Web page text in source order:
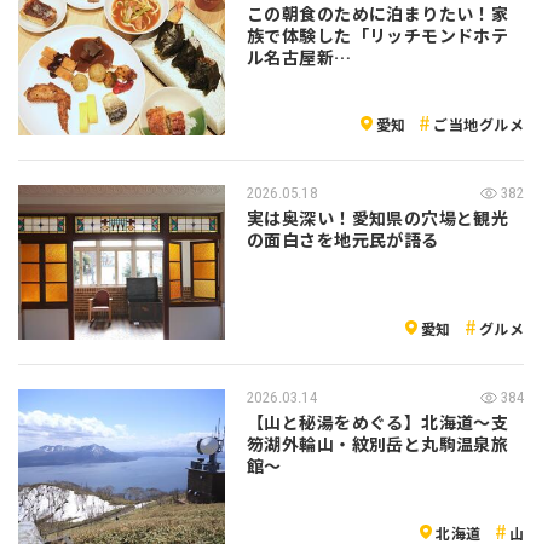
この朝食のために泊まりたい！家
族で体験した「リッチモンドホテ
ル名古屋新…
愛知 ご当地グルメ
2026.05.18 382
実は奥深い！愛知県の穴場と観光
の面白さを地元民が語る
愛知 グルメ
2026.03.14 384
【山と秘湯をめぐる】北海道〜支
笏湖外輪山・紋別岳と丸駒温泉旅
館〜
北海道 山